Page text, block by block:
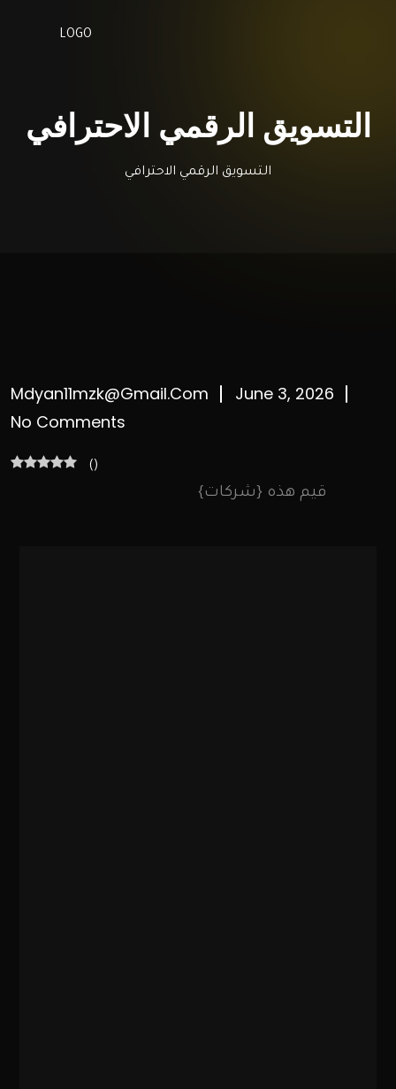
التسويق الرقمي الاحترافي
التسويق الرقمي الاحترافي
Mdyan11mzk@gmail.com
June 3, 2026
No Comments
()
قيم هذه {شركات}